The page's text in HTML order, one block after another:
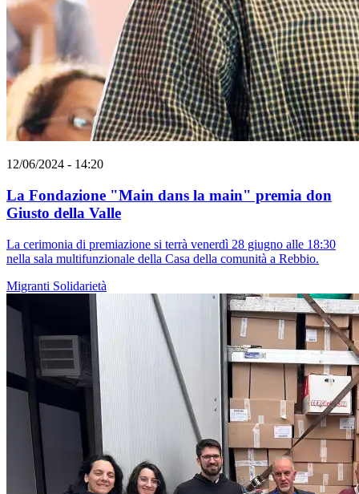
12/06/2024 - 14:20
La Fondazione "Main dans la main" premia don
Giusto della Valle
La cerimonia di premiazione si terrà venerdì 28 giugno alle 18:30
nella sala multifunzionale della Casa della comunità a Rebbio.
Migranti Solidarietà